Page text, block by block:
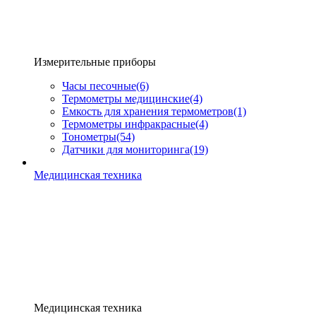
Измерительные приборы
Часы песочные(6)
Термометры медицинские(4)
Емкость для хранения термометров(1)
Термометры инфракрасные(4)
Тонометры(54)
Датчики для мониторинга(19)
Медицинская техника
Медицинская техника